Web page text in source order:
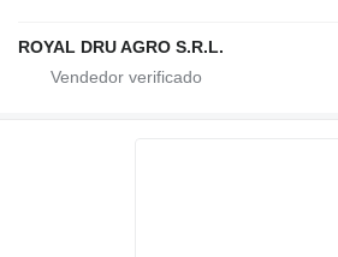
ROYAL DRU AGRO S.R.L.